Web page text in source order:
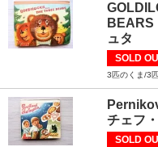
ュタ
SOLD
3匹のくま/3
チェフ
SOLD